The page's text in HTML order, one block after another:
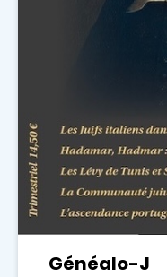
Généalo-J